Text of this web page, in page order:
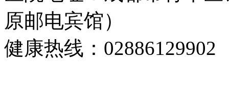
原邮电宾馆）
健康热线：02886129902